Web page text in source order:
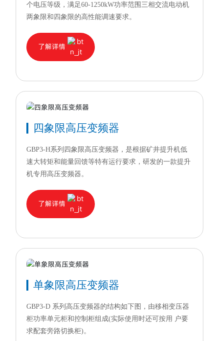
个电压等级，满足60-1250kW功率范围三相交流电动机
两象限和四象限的高性能调速要求。
了解详情
四象限高压变频器
GBP3-H系列四象限高压变频器，是根据矿井提升机低
速大转矩和能量回馈等特有运行要求，研发的一款提升
机专用高压变频器。
了解详情
单象限高压变频器
GBP3-D 系列高压变频器的结构如下图，由移相变压器
柜功率单元柜和控制柜组成(实际使用时还可按用 户要
求配套旁路切换柜)。